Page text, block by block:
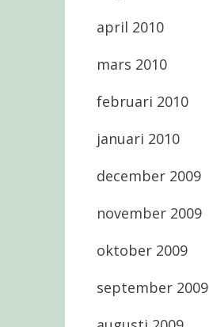
april 2010
mars 2010
februari 2010
januari 2010
december 2009
november 2009
oktober 2009
september 2009